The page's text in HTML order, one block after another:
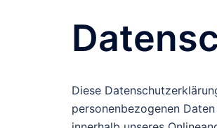
Diese
personenbezogenen